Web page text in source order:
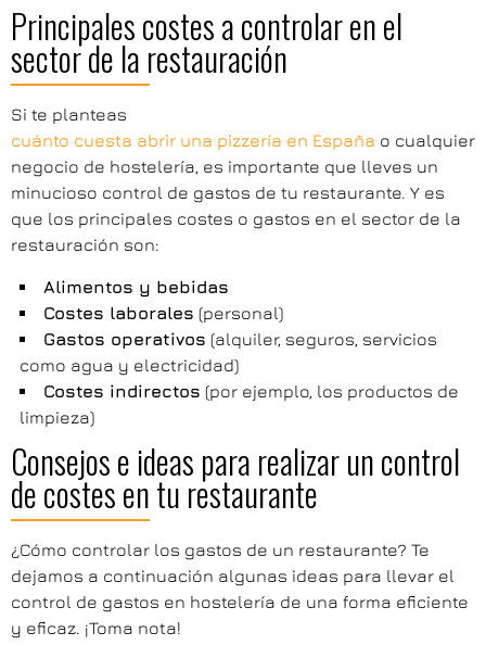
Principales costes a controlar en el
sector de la restauración
Si te planteas
cuánto cuesta abrir una pizzería en España o cualquier
negocio de hostelería, es importante que lleves un
minucioso control de gastos de tu restaurante. Y es
que los principales costes o gastos en el sector de la
restauración son:
Alimentos y bebidas
Costes laborales (personal)
Gastos operativos (alquiler, seguros, servicios
como agua y electricidad)
Costes indirectos (por ejemplo, los productos de
limpieza)
Consejos e ideas para realizar un control
de costes en tu restaurante
¿Cómo controlar los gastos de un restaurante? Te
dejamos a continuación algunas ideas para llevar el
control de gastos en hostelería de una forma eficiente
y eficaz. ¡Toma nota!